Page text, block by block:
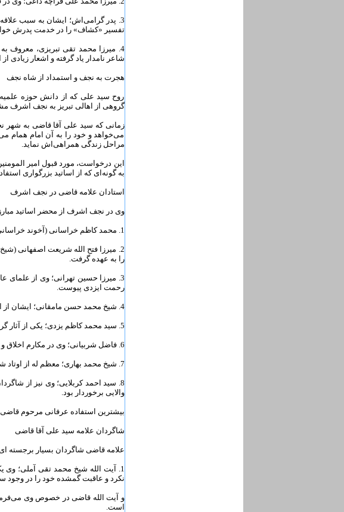
3. پدر گرامی‌اش؛ ایشان به سبب
تفسیر «کشاف» را در خدمت پدرش
4. میرزا محمد تقی تبریزی، معروف
شاعر نامدار یاد گرفته و اشعار زیادی
هجرت به نجف و استمداد از شاه نجف
روح سید علی که از دانش حوزه
گروهی از اهالی تبریز به نجف
زمانی که سید علی آقا قاضی به
می‌خواهد و خود را به آن امام همام
مراحل زندگی همراهی‌اش نماید.
این درخواست، مورد قبول امیر
به گونه‌ای که از اساتید بزرگواری
استادان علامه قاضی در نجف اشرف
وی در نجف اشرف از محضر اساتید
1. محمد کاظم خراسانی (آخوند خراسانی) ؛ نویسنده کفایه الاصول.
2. میرزا فتح الله شریعت اصفهانی
را به عهده گرفت.
3. میرزا حسین تهرانی؛ وی از
رحمت ایزدی پیوست.
4. شیخ محمد حسن مامقانی؛ ایشان از اساتید برجسته و متبحر علم رجال، درایه، تراجم و نسب به شمار می‌آیند.
5. سید محمد کاظم یزدی؛ یکی از آثار گرانبهای وی کتاب فقهی «عروه الوثقی» است.
6. فاضل شربیانی؛ وی در مکارم اخلاق و صفات پسندیده و دلسوزی به بینوایان، زبانزد مردم کربلا و نجف بود.
7. شیخ محمد بهاری؛ معظم له از اوتاد شاگردان عارف نامدار، ملا حسینقلی همدانی محسوب می‌شود.
8. سید احمد کربلایی؛ وی نیز از
والایی برخوردار بود.
بیشترین استفاده عرفانی مرحوم
شاگردان علامه سید علی آقا قاضی
علامه قاضی شاگردان بسیار برجسته
1. آیت الله شیخ محمد تقی آملی؛
نکرد و عاقبت گمشده خود را در وجود
و آیت الله قاضی در خصوص وی
است.